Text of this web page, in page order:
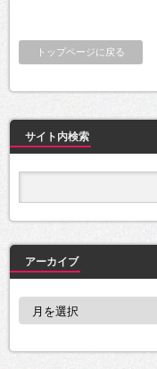
トップページに戻る
サイト内検索
アーカイブ
ア
ブ